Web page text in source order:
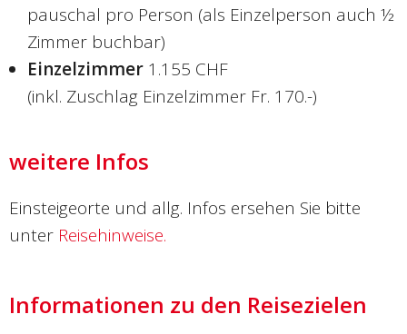
pauschal pro Person (als Einzelperson auch ½
Zimmer buchbar)
Einzelzimmer 1.155 CHF
(inkl. Zuschlag Einzelzimmer Fr. 170.-)
weitere Infos
Einsteigeorte und allg. Infos ersehen Sie bitte
unter Reisehinweise.
Informationen zu den Reisezielen